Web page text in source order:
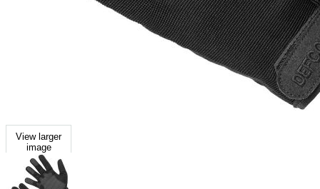
View larger
image